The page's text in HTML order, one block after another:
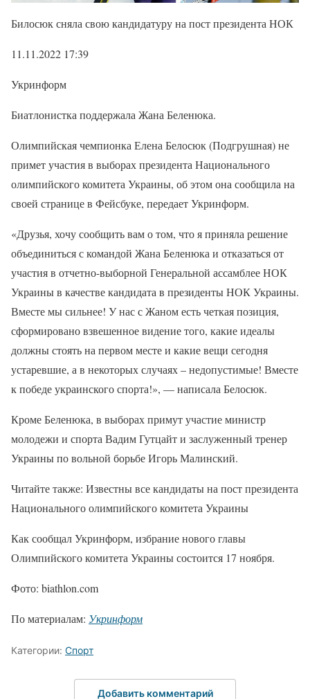
Билосюк сняла свою кандидатуру на пост президента НОК
11.11.2022 17:39
Укринформ
Биатлонистка поддержала Жана Беленюка.
Олимпийская чемпионка Елена Белосюк (Подгрушная) не
примет участия в выборах президента Национального
олимпийского комитета Украины, об этом она сообщила на
своей странице в Фейсбуке, передает Укринформ.
«Друзья, хочу сообщить вам о том, что я приняла решение
объединиться с командой Жана Беленюка и отказаться от
участия в отчетно-выборной Генеральной ассамблее НОК
Украины в качестве кандидата в президенты НОК Украины.
Вместе мы сильнее! У нас с Жаном есть четкая позиция,
сформировано взвешенное видение того, какие идеалы
должны стоять на первом месте и какие вещи сегодня
устаревшие, а в некоторых случаях – недопустимые! Вместе
к победе украинского спорта!», — написала Белосюк.
Кроме Беленюка, в выборах примут участие министр
молодежи и спорта Вадим Гутцайт и заслуженный тренер
Украины по вольной борьбе Игорь Малинский.
Читайте также: Известны все кандидаты на пост президента
Национального олимпийского комитета Украины
Как сообщал Укринформ, избрание нового главы
Олимпийского комитета Украины состоится 17 ноября.
Фото: biathlon.com
По материалам: Укринформ
Категории: Спорт
Добавить комментарий